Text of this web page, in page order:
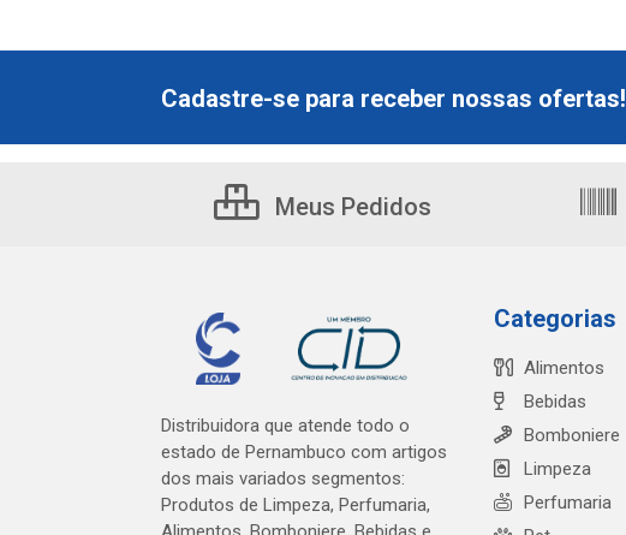
Cadastre-se para receber nossas ofertas!
Meus Pedidos
Distribuidora que atende todo o
estado de Pernambuco com artigos
dos mais variados segmentos:
Produtos de Limpeza, Perfumaria,
Categorias
Alimentos
Bebidas
Bomboniere
Limpeza
Perfumaria